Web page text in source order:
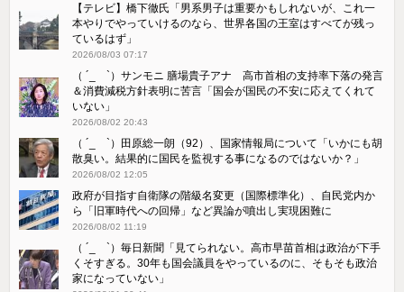
【テレビ】橋下徹氏「男系男子は重要かもしれないが、これ一
本やりでやっていけるのなら、世界各国の王室はすべてが残っ
ているはず」
2026/08/03 07:17
（ ´_ゝ`）サンモニ 膳場貴子アナ 高市首相の支持率下落の発言
＆消費減税方針表明に苦言「国会が国民の不安に応えてくれて
いない」
2026/08/02 20:43
（ ´_ゝ`）田原総一朗（92）、国家情報局について「いかにも胡
散臭い。結果的に国民を監視する事になるのではないか？」
2026/08/02 12:05
政府が目指す自衛隊の階級名変更（国際標準化）、自民党内か
ら「旧軍時代への回帰」など異論が噴出し実現困難に
2026/08/02 11:19
（ ´_ゝ`）毎日新聞「見てられない。高市早苗首相は政治が下手
くそすぎる。30年も国会議員をやっているのに、そもそも政治
家になっていない」